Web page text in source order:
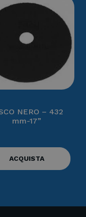
NERO – 432
mm-17”
ACQUISTA